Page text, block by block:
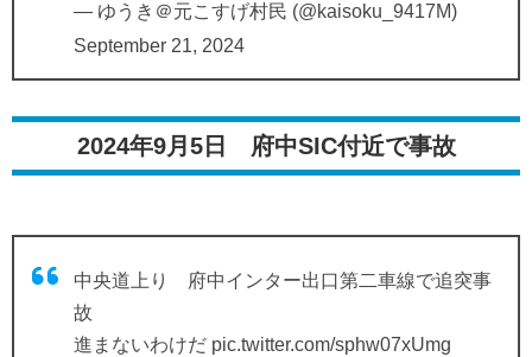
— ゆうき＠元こすげ村民 (@kaisoku_9417M)
September 21, 2024
2024年9月5日 府中SIC付近で事故
中央道上り 府中インター出口第二車線で追突事
故
進まないわけだ pic.twitter.com/sphw07xUmg